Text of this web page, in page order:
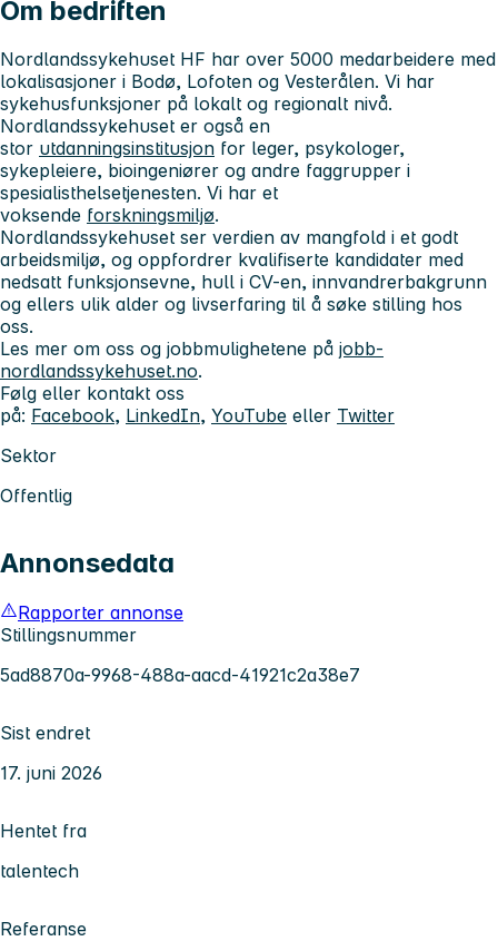
Om bedriften
Nordlandssykehuset HF har over 5000 medarbeidere med
lokalisasjoner i Bodø, Lofoten og Vesterålen. Vi har
sykehusfunksjoner på lokalt og regionalt nivå.
Nordlandssykehuset er også en
stor utdanningsinstitusjon for leger, psykologer,
sykepleiere, bioingeniører og andre faggrupper i
spesialisthelsetjenesten. Vi har et
voksende forskningsmiljø.
Nordlandssykehuset ser verdien av mangfold i et godt
arbeidsmiljø, og oppfordrer kvalifiserte kandidater med
nedsatt funksjonsevne, hull i CV-en, innvandrerbakgrunn
og ellers ulik alder og livserfaring til å søke stilling hos
oss.
Les mer om oss og jobbmulighetene på jobb-
nordlandssykehuset.no.
Følg eller kontakt oss
på: Facebook, LinkedIn, YouTube eller Twitter
Sektor
Offentlig
Annonsedata
Rapporter annonse
Stillingsnummer
5ad8870a-9968-488a-aacd-41921c2a38e7
Sist endret
17. juni 2026
Hentet fra
talentech
Referanse